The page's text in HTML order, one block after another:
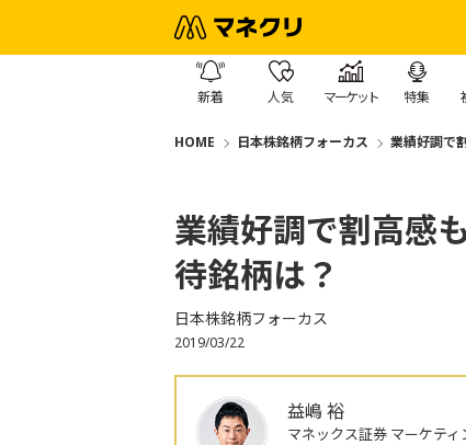
新着 人気 マーケット 特集
HOME 日本株銘柄フォーカス 業績好調で
業績好調で割高感
待銘柄は？
日本株銘柄フォーカス
2019/03/22
益嶋 裕
マネックス証券 マーケティ